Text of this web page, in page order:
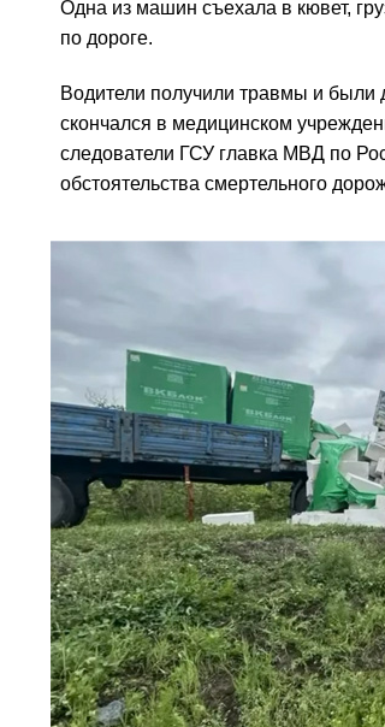
Одна из машин съехала в кювет,
по дороге.
Водители получили травмы и
скончался в медицинском
следователи ГСУ главка МВД по
обстоятельства смертельного